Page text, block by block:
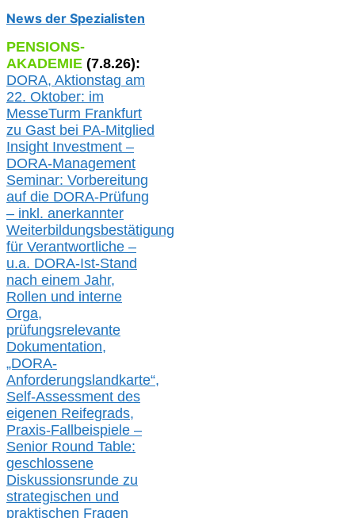
News der Spezialisten
PENSIONS-
AKADEMIE (7.8.26):
DORA, Aktionstag am
22. Oktober: im
MesseTurm Frankfurt
zu Gast bei PA-Mitglied
Insight Investment –
DORA-Management
Seminar: Vorbereitung
auf die DORA-Prüfung
– inkl. anerkannter
Weiterbildungsbestätigung
für Verantwortliche –
u.a. DORA-Ist-Stand
nach einem Jahr,
Rollen und interne
Orga,
prüfungsrelevante
Dokumentation,
„DORA-
Anforderungslandkarte“,
Self-Assessment des
eigenen Reifegrads,
Praxis-Fallbeispiele –
Senior Round Table:
geschlossene
Diskussionsrunde zu
strategischen und
praktischen Fragen